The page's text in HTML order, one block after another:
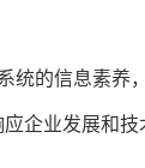
统的信息素养
应企业发展和